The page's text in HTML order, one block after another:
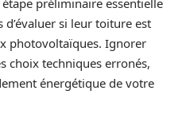
si leur toiture est
photovoltaïques. Ignorer
choix techniques erronés,
énergétique de votre